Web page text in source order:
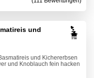
und
und Kichererbsen
und Knoblauch fein hacken